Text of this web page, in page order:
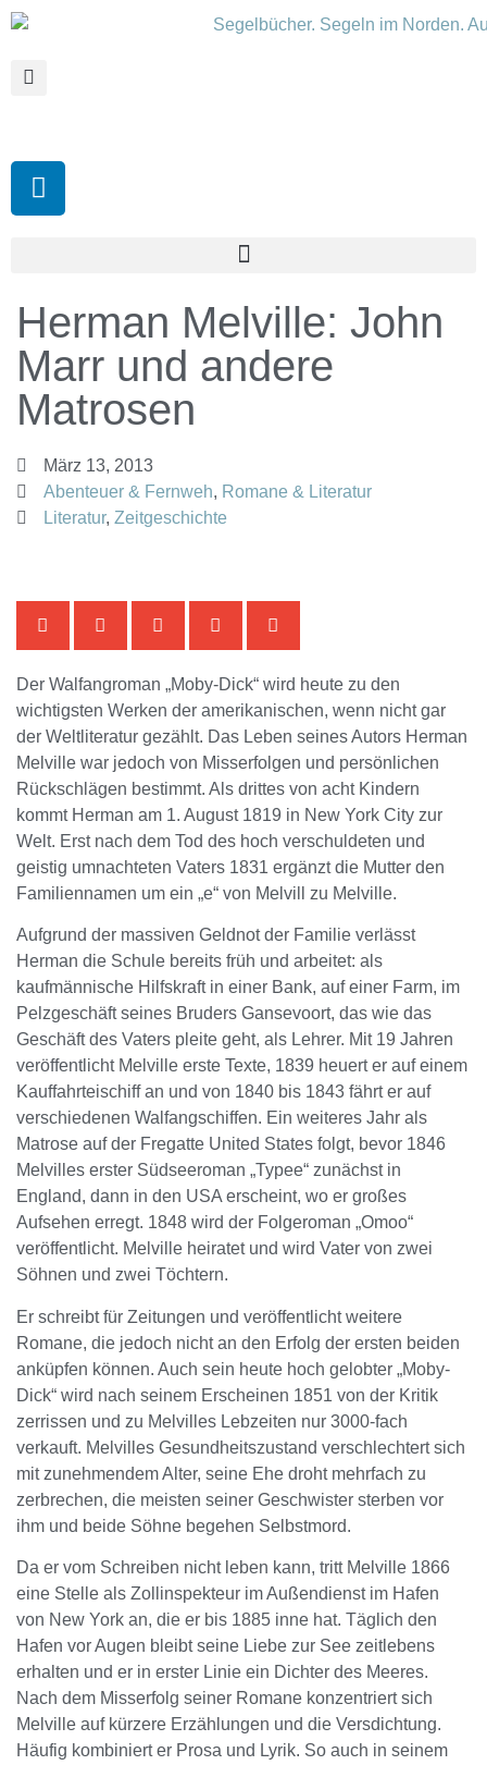
Herman Melville: John
Marr und andere
Matrosen
März 13, 2013
Abenteuer & Fernweh, Romane & Literatur
Literatur, Zeitgeschichte
Der Walfangroman „Moby-Dick“ wird heute zu den
wichtigsten Werken der amerikanischen, wenn nicht gar
der Weltliteratur gezählt. Das Leben seines Autors Herman
Melville war jedoch von Misserfolgen und persönlichen
Rückschlägen bestimmt. Als drittes von acht Kindern
kommt Herman am 1. August 1819 in New York City zur
Welt. Erst nach dem Tod des hoch verschuldeten und
geistig umnachteten Vaters 1831 ergänzt die Mutter den
Familiennamen um ein „e“ von Melvill zu Melville.
Aufgrund der massiven Geldnot der Familie verlässt
Herman die Schule bereits früh und arbeitet: als
kaufmännische Hilfskraft in einer Bank, auf einer Farm, im
Pelzgeschäft seines Bruders Gansevoort, das wie das
Geschäft des Vaters pleite geht, als Lehrer. Mit 19 Jahren
veröffentlicht Melville erste Texte, 1839 heuert er auf einem
Kauffahrteischiff an und von 1840 bis 1843 fährt er auf
verschiedenen Walfangschiffen. Ein weiteres Jahr als
Matrose auf der Fregatte United States folgt, bevor 1846
Melvilles erster Südseeroman „Typee“ zunächst in
England, dann in den USA erscheint, wo er großes
Aufsehen erregt. 1848 wird der Folgeroman „Omoo“
veröffentlicht. Melville heiratet und wird Vater von zwei
Söhnen und zwei Töchtern.
Er schreibt für Zeitungen und veröffentlicht weitere
Romane, die jedoch nicht an den Erfolg der ersten beiden
anküpfen können. Auch sein heute hoch gelobter „Moby-
Dick“ wird nach seinem Erscheinen 1851 von der Kritik
zerrissen und zu Melvilles Lebzeiten nur 3000-fach
verkauft. Melvilles Gesundheitszustand verschlechtert sich
mit zunehmendem Alter, seine Ehe droht mehrfach zu
zerbrechen, die meisten seiner Geschwister sterben vor
ihm und beide Söhne begehen Selbstmord.
Da er vom Schreiben nicht leben kann, tritt Melville 1866
eine Stelle als Zollinspekteur im Außendienst im Hafen
von New York an, die er bis 1885 inne hat. Täglich den
Hafen vor Augen bleibt seine Liebe zur See zeitlebens
erhalten und er in erster Linie ein Dichter des Meeres.
Nach dem Misserfolg seiner Romane konzentriert sich
Melville auf kürzere Erzählungen und die Versdichtung.
Häufig kombiniert er Prosa und Lyrik. So auch in seinem